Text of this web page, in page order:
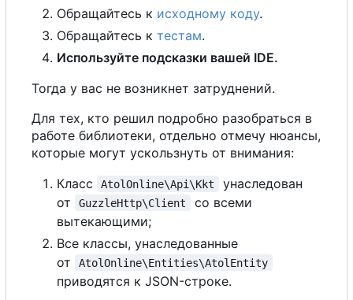
Обращайтесь к исходному коду.
Обращайтесь к тестам.
Используйте подсказки вашей IDE.
Тогда у вас не возникнет затруднений.
Для тех, кто решил подробно разобраться в
работе библиотеки, отдельно отмечу нюансы,
которые могут ускользнуть от внимания:
Класс
AtolOnline\Api\Kkt
унаследован
от
GuzzleHttp\Client
со всеми
вытекающими;
Все классы, унаследованные
от
AtolOnline\Entities\AtolEntity
приводятся к JSON-строке.